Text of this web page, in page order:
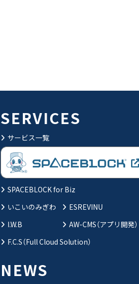
SERVICES
サービス一覧
SPACEBLOCK for Biz
いこいのみぎわ
ESREVINU
I.W.B
AW-CMS（アプリ開発）
F.C.S（Full Cloud Solution）
NEWS